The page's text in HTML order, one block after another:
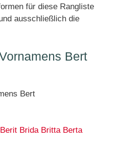
für diese Rangliste
ausschließlich die
Bert
Berit Brida Britta Berta